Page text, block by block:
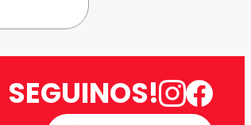
SEGUINOS!